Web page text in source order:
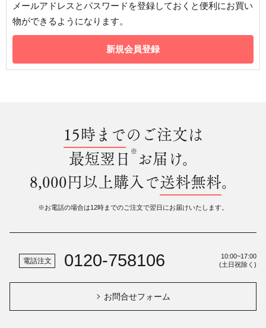
メールアドレスとパスワードを登録しておくと便利にお買い
物ができるようになります。
15時までのご注文は
最短翌日 ※ お届け。
8,000円以上購入で送料無料。
※お電話の場合は12時までのご注文で翌日にお届けいたします。
電話注文 0120-758106
10:00~17:00
(土日祝除く)
お問合せフォーム